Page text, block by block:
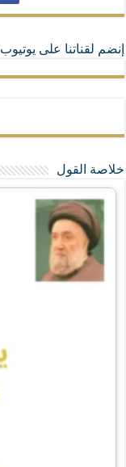
إنضم لقناتنا على يوتيوب
خلاصة القول